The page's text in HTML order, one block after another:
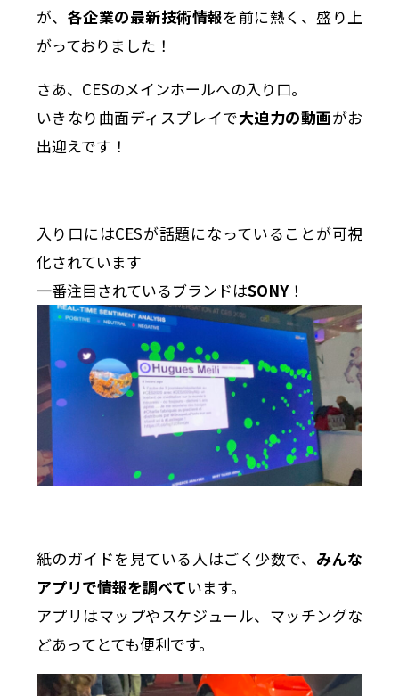
が、 各企業の最新技術情報を前に熱く、盛り上
がっておりました！
さあ、CESのメインホールへの入り口。
いきなり曲面ディスプレイで大迫力の動画がお
出迎えです！
入り口にはCESが話題になっていることが可視
化されています
一番注目されているブランドはSONY！
紙のガイドを見ている人はごく少数で、 みんな
アプリで情報を調べています。
アプリはマップやスケジュール、マッチングな
どあってとても便利です。